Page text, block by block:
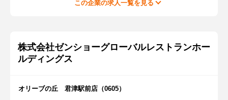
この企業の求人一覧を見る
株式会社ゼンショーグローバルレストランホー
ルディングス
オリーブの丘 君津駅前店（0605）